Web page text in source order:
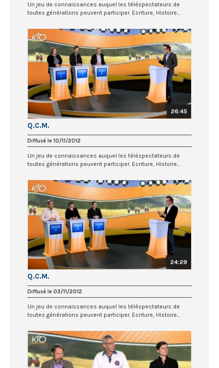
Un jeu de connaissances auquel les téléspectateurs de
toutes générations peuvent participer. Ecriture, Histoire...
26:45
Q.C.M.
Diffusé le 10/11/2012
Un jeu de connaissances auquel les téléspectateurs de
toutes générations peuvent participer. Ecriture, Histoire...
24:29
Q.C.M.
Diffusé le 03/11/2012
Un jeu de connaissances auquel les téléspectateurs de
toutes générations peuvent participer. Ecriture, Histoire...